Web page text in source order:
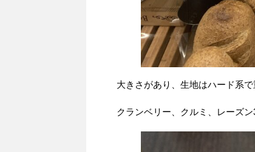
大きさがあり、生地はハード系
クランベリー、クルミ、レーズ